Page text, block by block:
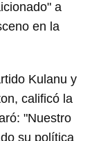
a
en la
Kulanu y
calificó la
"Nuestro
su política